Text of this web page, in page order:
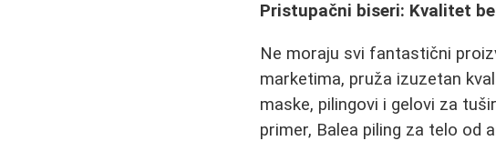
Pristupačni biseri: Kvalitet
Ne moraju svi fantastični
marketima, pruža izuzetan
maske, pilingovi i gelovi za
primer, Balea piling za telo od